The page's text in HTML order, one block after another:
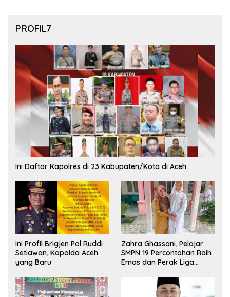
PROFIL7
Ini Daftar Kapolres di 23 Kabupaten/Kota di Aceh
Ini Profil Brigjen Pol Ruddi
Setiawan, Kapolda Aceh
yang Baru
Zahra Ghassani, Pelajar
SMPN 19 Percontohan Raih
Emas dan Perak Liga